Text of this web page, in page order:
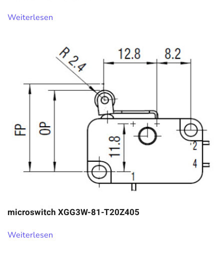
Weiterlesen
microswitch XGG3W-81-T20Z405
Weiterlesen